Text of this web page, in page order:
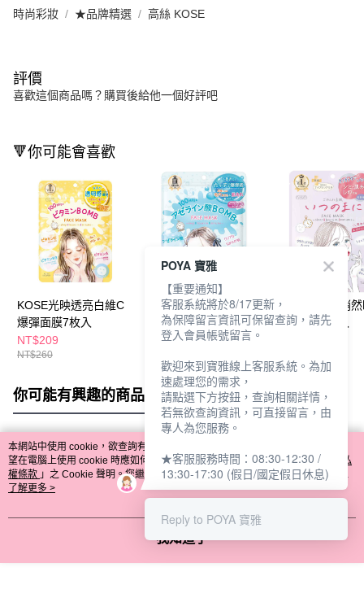
時尚彩妝 ★品牌精選 高絲 KOSE
評價
喜歡這個商品嗎？購買後給他一個好評吧
🔻你可能會喜歡
KOSE光映透亮白維C
爆彈面膜7枚入
NT$209
NT$260
KOSE光映透杜鵑花酸
爆彈面膜7枚入
NT$209
KOSE光映透悄
抗皺面膜7枚入
你可能有興趣的商品 全站排行
熱門標籤
本網站中使用 cookie，欲查詢有關本網站使用 cookie 方式之詳情，及若您不希
望在電腦上使用 cookie 時應如何變更電腦的 cookie 設定，請參閱本網站「
隱私
權條款 」之 Cookie 聲明。您繼續使用本網站即表示您同意本公司得按本網站使
用條款之 Cookie 聲明使用 cookie。
了解更多 >
我知道了
POYA 寶雅
【重要通知】
客服系統將於8/17更新，
為保障留言資訊可保留查詢，請先
登入會員帳號留言。
歡迎來到寶雅線上客服系統。為加
速處理您的需求，
請點選下方按鈕，查詢相關詳情，
若無欲查詢資訊，可直接留言，由
專人為您服務。
★客服服務時間：08:30-12:30 /
13:30-17:30 (假日/國定假日休息)
Reply to POYA 寶雅